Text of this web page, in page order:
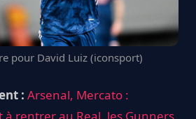
pour David Luiz (iconsport)
: Arsenal, Mercato :
rentrer au Real, les Gunners